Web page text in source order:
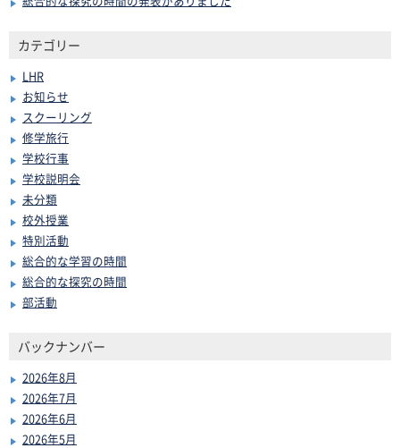
カテゴリー
LHR
お知らせ
スクーリング
修学旅行
学校行事
学校説明会
未分類
校外授業
特別活動
総合的な学習の時間
総合的な探究の時間
部活動
バックナンバー
2026年8月
2026年7月
2026年6月
2026年5月